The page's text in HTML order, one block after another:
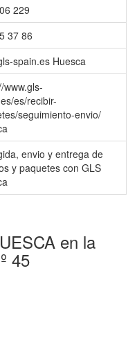
229
37 86
spain.es Huesca
www.gls-
es/recibir-
seguimiento-envio/
envio y entrega de
y paquetes con GLS
en la
45